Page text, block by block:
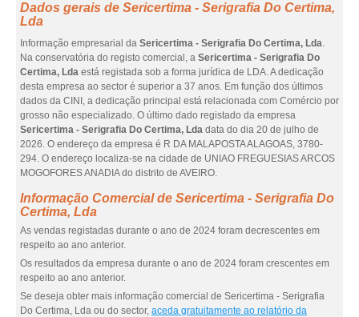
Dados gerais de Sericertima - Serigrafia Do Certima,
Lda
Informação empresarial da Sericertima - Serigrafia Do Certima, Lda.
Na conservatória do registo comercial, a Sericertima - Serigrafia Do
Certima, Lda está registada sob a forma jurídica de LDA. A dedicação
desta empresa ao sector é superior a 37 anos. Em função dos últimos
dados da CINI, a dedicação principal está relacionada com Comércio por
grosso não especializado. O último dado registado da empresa
Sericertima - Serigrafia Do Certima, Lda data do dia 20 de julho de
2026. O endereço da empresa é R DA MALAPOSTA ALAGOAS, 3780-
294. O endereço localiza-se na cidade de UNIAO FREGUESIAS ARCOS
MOGOFORES ANADIA do distrito de AVEIRO.
Informação Comercial de Sericertima - Serigrafia Do
Certima, Lda
As vendas registadas durante o ano de 2024 foram decrescentes em
respeito ao ano anterior.
Os resultados da empresa durante o ano de 2024 foram crescentes em
respeito ao ano anterior.
Se deseja obter mais informação comercial de Sericertima - Serigrafia
Do Certima, Lda ou do sector, aceda gratuitamente ao relatório da